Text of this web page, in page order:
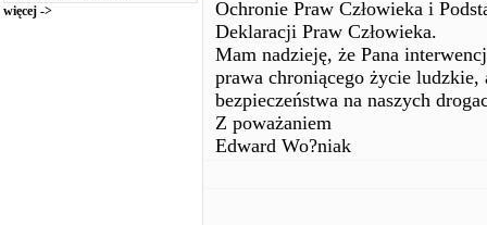
więcej ->
Ochronie Praw Człowieka i
Deklaracji Praw Człowieka.
Mam nadzieję, że Pana
prawa chroniącego życie
bezpieczeństwa na naszych
Z poważaniem
Edward Wo?niak